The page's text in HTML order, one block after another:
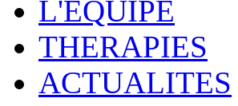
L'EQUIPE
THERAPIES
ACTUALITES